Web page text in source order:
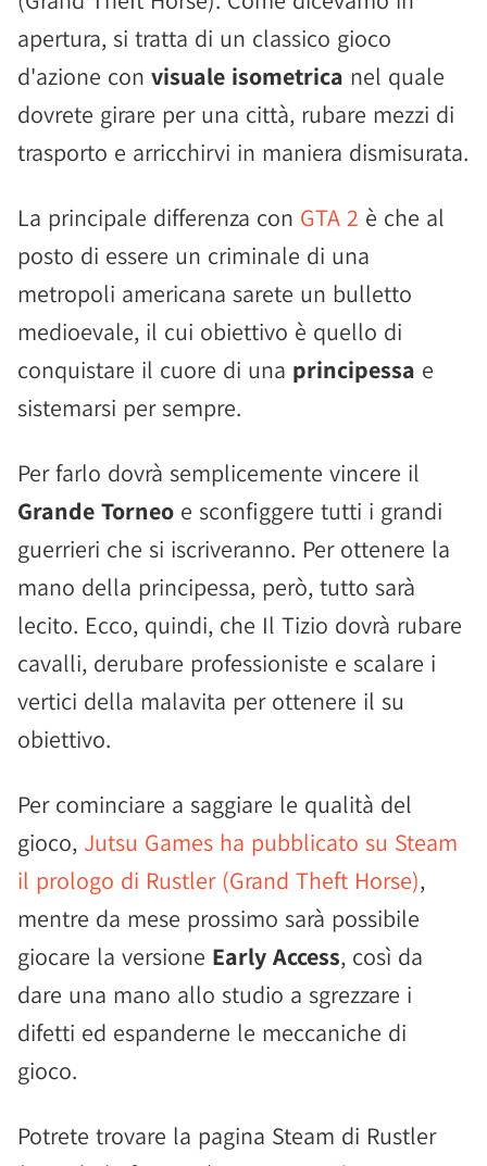
apertura, si tratta di un classico gioco
d'azione con visuale isometrica nel quale
dovrete girare per una città, rubare mezzi di
trasporto e arricchirvi in maniera dismisurata.
La principale differenza con GTA 2 è che al
posto di essere un criminale di una
metropoli americana sarete un bulletto
medioevale, il cui obiettivo è quello di
conquistare il cuore di una principessa e
sistemarsi per sempre.
Per farlo dovrà semplicemente vincere il
Grande Torneo e sconfiggere tutti i grandi
guerrieri che si iscriveranno. Per ottenere la
mano della principessa, però, tutto sarà
lecito. Ecco, quindi, che Il Tizio dovrà rubare
cavalli, derubare professioniste e scalare i
vertici della malavita per ottenere il su
obiettivo.
Per cominciare a saggiare le qualità del
gioco, Jutsu Games ha pubblicato su Steam
il prologo di Rustler (Grand Theft Horse),
mentre da mese prossimo sarà possibile
giocare la versione Early Access, così da
dare una mano allo studio a sgrezzare i
difetti ed espanderne le meccaniche di
gioco.
Potrete trovare la pagina Steam di Rustler